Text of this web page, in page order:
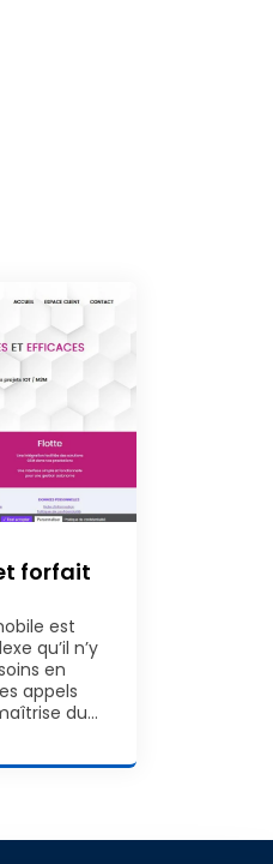
forfait
est
qu’il n’y
en
appels
du…